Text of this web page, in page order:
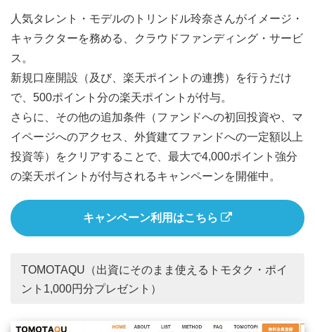
人気タレント・モデルのトリンドル玲奈さんがイメージ・
キャラクターを務める、クラウドファンディング・サービ
ス。
新規口座開設（及び、楽天ポイントの連携）を行うだけ
で、500ポイント分の楽天ポイントが付与。
さらに、その他の追加条件（ファンドへの初回投資や、マ
イページへのアクセス、外貨建てファンドへの一定額以上
投資等）をクリアすることで、最大で4,000ポイント強分
の楽天ポイントが付与されるキャンペーンを開催中。
キャンペーン利用はこちら
TOMOTAQU（出資にそのまま使えるトモタク・ポイ
ント1,000円分プレゼント）